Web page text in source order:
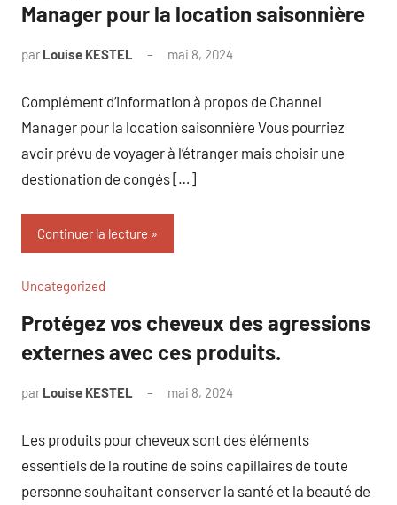
Manager pour la location saisonnière
par Louise KESTEL mai 8, 2024
Complément d’information à propos de Channel
Manager pour la location saisonnière Vous pourriez
avoir prévu de voyager à l’étranger mais choisir une
destionation de congés […]
Continuer la lecture
Uncategorized
Protégez vos cheveux des agressions
externes avec ces produits.
par Louise KESTEL mai 8, 2024
Les produits pour cheveux sont des éléments
essentiels de la routine de soins capillaires de toute
personne souhaitant conserver la santé et la beauté de